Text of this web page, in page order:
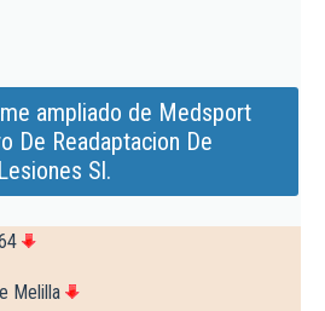
ampliado de Medsport
De Readaptacion De
Lesiones Sl.
Melilla